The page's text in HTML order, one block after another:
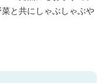
と共にしゃぶしゃぶや